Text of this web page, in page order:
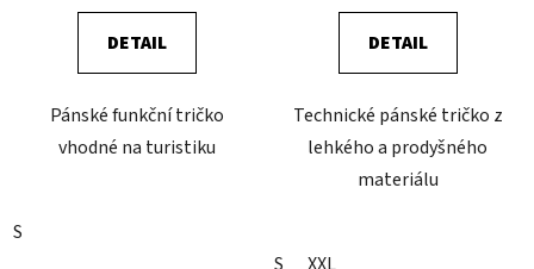
DETAIL
Pánské funkční tričko
vhodné na turistiku
S
DETAIL
Technické pánské tričko z
lehkého a prodyšného
materiálu